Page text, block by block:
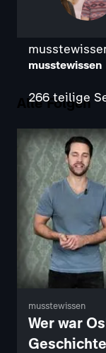
Alle Folgen
musstewissen
266 teilige
musstewissen
Wer war
Geschichte